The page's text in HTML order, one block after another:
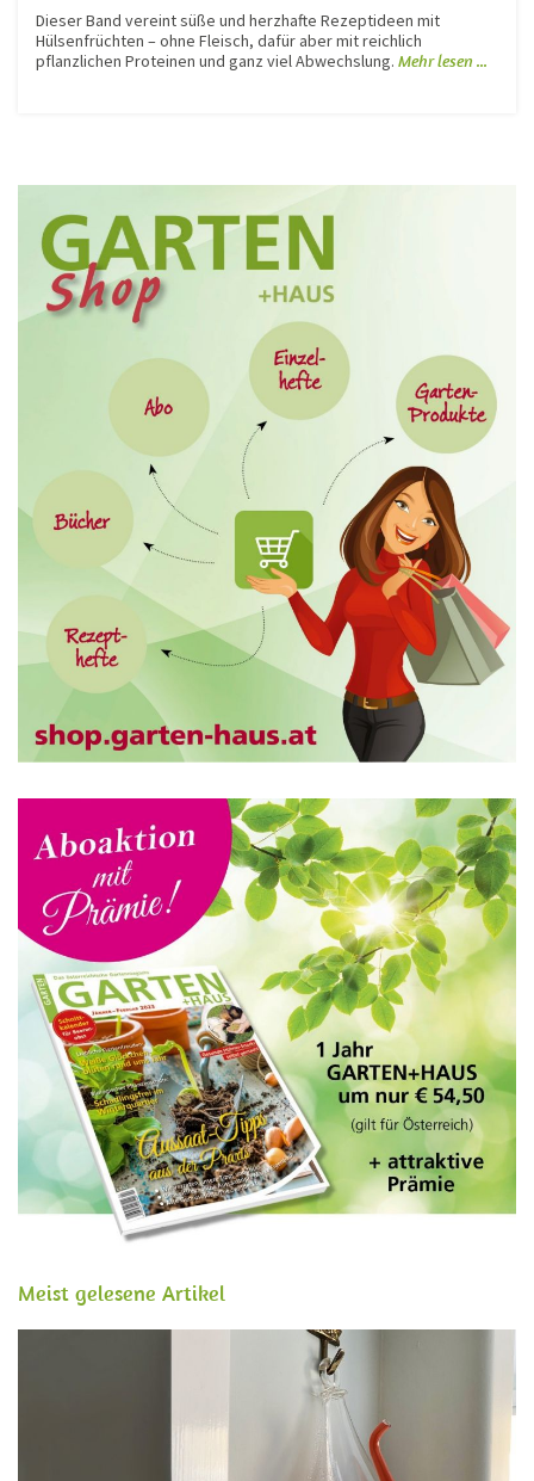
Dieser Band vereint süße und herzhafte Rezeptideen mit
Hülsenfrüchten – ohne Fleisch, dafür aber mit reichlich
pflanzlichen Proteinen und ganz viel Abwechslung. Mehr lesen ...
Meist gelesene Artikel